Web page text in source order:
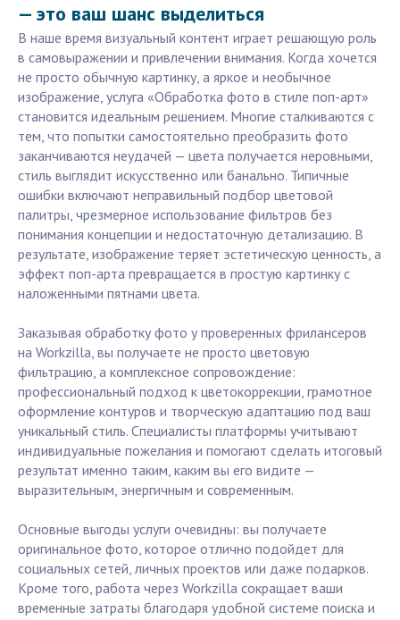
— это ваш шанс выделиться
В наше время визуальный контент играет решающую роль
в самовыражении и привлечении внимания. Когда хочется
не просто обычную картинку, а яркое и необычное
изображение, услуга «Обработка фото в стиле поп-арт»
становится идеальным решением. Многие сталкиваются с
тем, что попытки самостоятельно преобразить фото
заканчиваются неудачей — цвета получается неровными,
стиль выглядит искусственно или банально. Типичные
ошибки включают неправильный подбор цветовой
палитры, чрезмерное использование фильтров без
понимания концепции и недостаточную детализацию. В
результате, изображение теряет эстетическую ценность, а
эффект поп-арта превращается в простую картинку с
наложенными пятнами цвета.
Заказывая обработку фото у проверенных фрилансеров
на Workzilla, вы получаете не просто цветовую
фильтрацию, а комплексное сопровождение:
профессиональный подход к цветокоррекции, грамотное
оформление контуров и творческую адаптацию под ваш
уникальный стиль. Специалисты платформы учитывают
индивидуальные пожелания и помогают сделать итоговый
результат именно таким, каким вы его видите —
выразительным, энергичным и современным.
Основные выгоды услуги очевидны: вы получаете
оригинальное фото, которое отлично подойдет для
социальных сетей, личных проектов или даже подарков.
Кроме того, работа через Workzilla сокращает ваши
временные затраты благодаря удобной системе поиска и